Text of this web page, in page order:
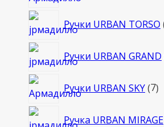
Ручки URBAN TORSO
Ручки URBAN GRAND
Ручки URBAN SKY 77
Ручка URBAN MIRAGE